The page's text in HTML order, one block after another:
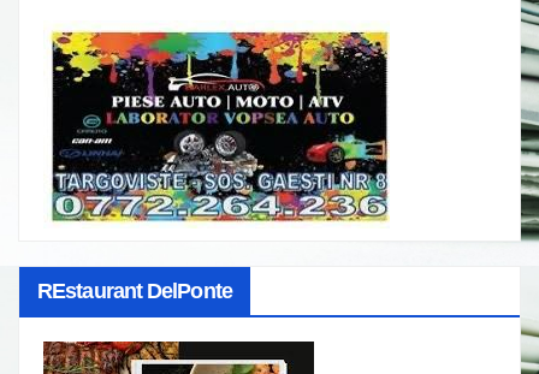
REstaurant DelPonte